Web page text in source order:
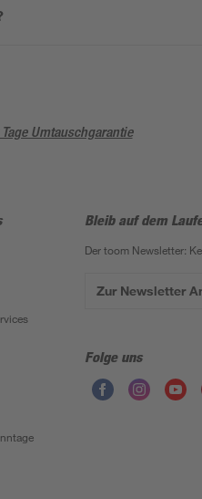
Umtauschgarantie
Bleib auf dem
Der toom Newsletter:
Zur Newsletter
Folge uns